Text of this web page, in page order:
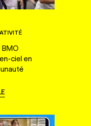
BMO
ciel en